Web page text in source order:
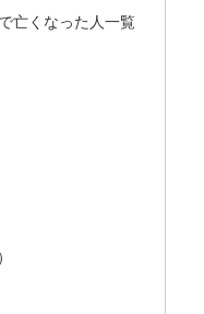
亡くなった人一覧